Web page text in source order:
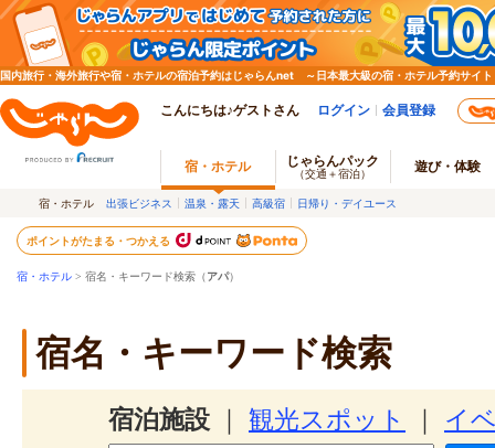
国内旅行・海外旅行や宿・ホテルの宿泊予約はじゃらんnet ～日本最大級の宿・ホテル予約サイト
こんにちは♪ゲストさん ログイン 会員登録
宿・ホテル じゃらんパック
（交通＋宿泊） 遊び・体験
宿・ホテル 出張ビジネス 温泉・露天 高級宿 日帰り・デイユース
ポイントがたまる・つかえる
宿・ホテル > 宿名・キーワード検索（アパ）
宿名・キーワード検索
宿泊施設 観光スポット イ